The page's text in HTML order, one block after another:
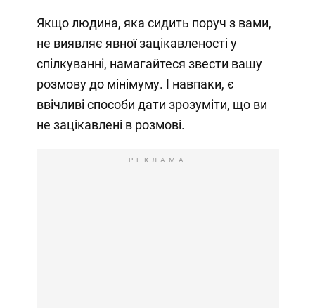
Якщо людина, яка сидить поруч з вами,
не виявляє явної зацікавленості у
спілкуванні, намагайтеся звести вашу
розмову до мінімуму. І навпаки, є
ввічливі способи дати зрозуміти, що ви
не зацікавлені в розмові.
РЕКЛАМА